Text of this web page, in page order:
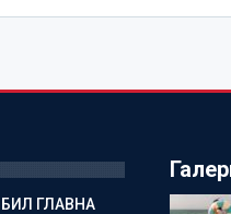
ГЛАВНА